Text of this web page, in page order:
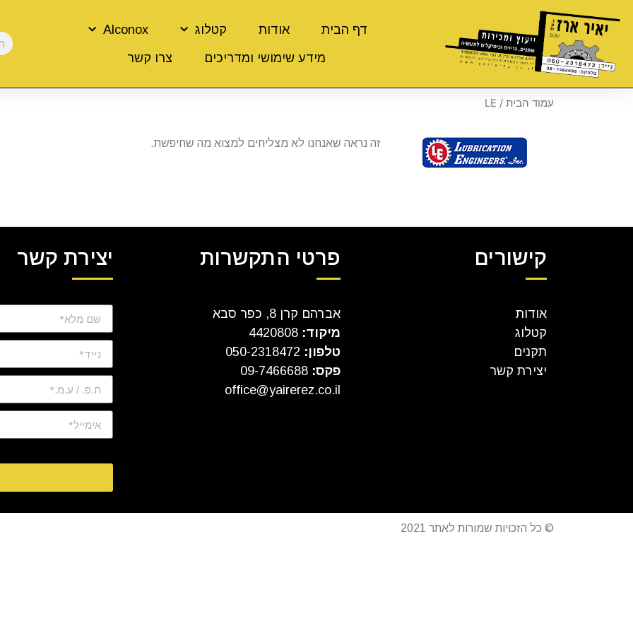
דף הבית אודות קטלוג
Alconox
מידע שימושי ומדריכים
צרו קשר
עמוד הבית / LE
זה נראה שאנחנו לא מצליחים למצוא מה שחיפשת.
קישורים
אודות
קטלוג
תקנים
יצירת קשר
פרטי התקשרות
אברהם קרן 8, כפר סבא
מיקוד:
טלפון:
פקס: 09-7466688
office@yairerez.co.il
יצירת קשר
© כל הזכויות שמורות לאתר 2021